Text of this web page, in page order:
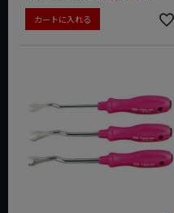
カートに入れる